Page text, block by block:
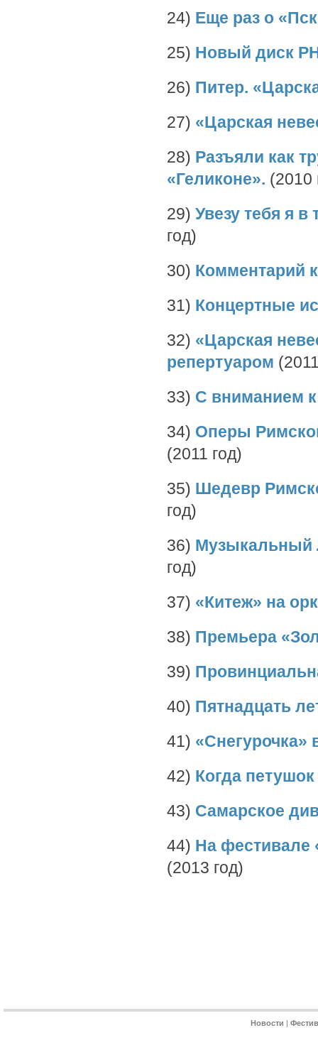
24) Еще раз о
25) Новый диск
26) Питер.
27) «Царская
28) Разъяли как
«Геликоне». (2010
29) Увезу тебя я
год)
30) Комментарий
31) Концертные
32) «Царская
репертуаром
33) С вниманием
34) Оперы
(2011 год)
35) Шедевр
год)
36) Музыкальный
год)
37) «Китеж» на
38) Премьера
39)
40) Пятнадцать
41) «Снегурочка»
42) Когда петушок
43) Самарское
44) На фестивале
(2013 год)
Новости |